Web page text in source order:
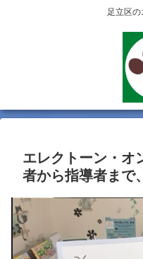
足立区
エレクトーン・オ
者から指導者まで